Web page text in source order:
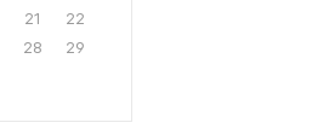
21
22
28
29